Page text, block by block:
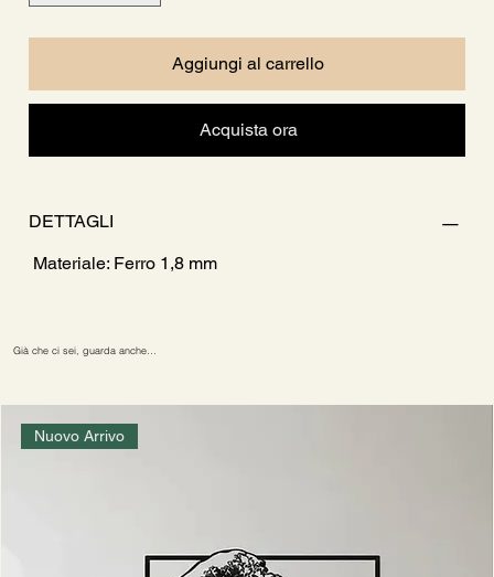
Aggiungi al carrello
Acquista ora
DETTAGLI
Materiale: Ferro 1,8 mm
Già che ci sei, guarda anche…
Nuovo Arrivo